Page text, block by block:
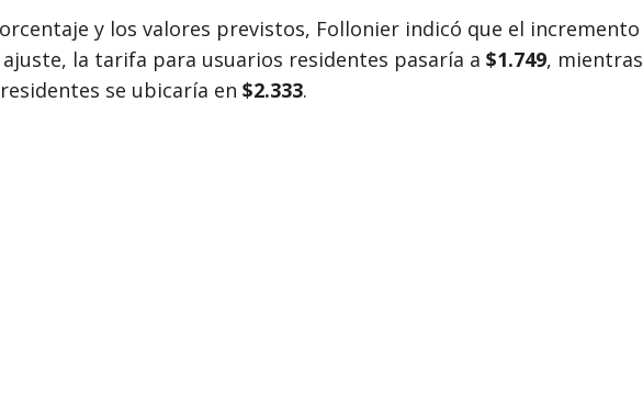
y los valores previstos, Follonier indicó que el incremento
ajuste, la tarifa para usuarios residentes pasaría a $1.749, mientras
se ubicaría en $2.333.